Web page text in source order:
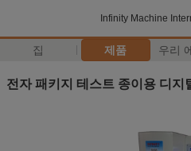
Infinity Machine
집 제품 우리
전자 패키지 테스트 종이용 디지